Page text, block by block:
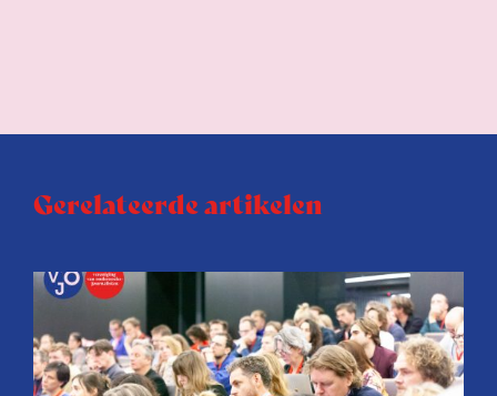
Gerelateerde artikelen